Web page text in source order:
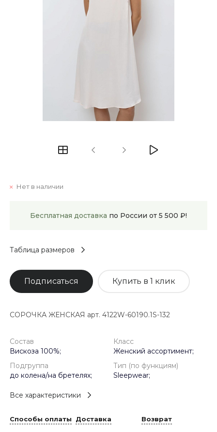
Нет в наличии
Бесплатная доставка по России от 5 500 ₽!
Таблица размеров
Подписаться Купить в 1 клик
СОРОЧКА ЖЕНСКАЯ арт. 4122W-60190.1S-132
Состав
Вискоза 100%;
Класс
Женский ассортимент;
Подгруппа
до колена/на бретелях;
Тип (по функциям)
Sleepwear;
Все характеристики
Способы оплаты Доставка Возврат